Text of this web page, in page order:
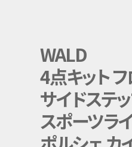
WALD
4点キット
サイドステ
スポーツラ